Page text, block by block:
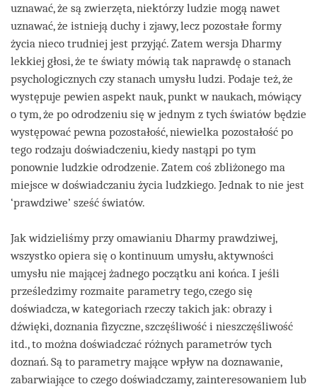
uznawać, że są zwierzęta, niektórzy ludzie mogą nawet
uznawać, że istnieją duchy i zjawy, lecz pozostałe formy
życia nieco trudniej jest przyjąć. Zatem wersja Dharmy
lekkiej głosi, że te światy mówią tak naprawdę o stanach
psychologicznych czy stanach umysłu ludzi. Podaje też, że
występuje pewien aspekt nauk, punkt w naukach, mówiący
o tym, że po odrodzeniu się w jednym z tych światów będzie
występować pewna pozostałość, niewielka pozostałość po
tego rodzaju doświadczeniu, kiedy nastąpi po tym
ponownie ludzkie odrodzenie. Zatem coś zbliżonego ma
miejsce w doświadczaniu życia ludzkiego. Jednak to nie jest
‘prawdziwe’ sześć światów.
Jak widzieliśmy przy omawianiu Dharmy prawdziwej,
wszystko opiera się o kontinuum umysłu, aktywności
umysłu nie mającej żadnego początku ani końca. I jeśli
prześledzimy rozmaite parametry tego, czego się
doświadcza, w kategoriach rzeczy takich jak: obrazy i
dźwięki, doznania fizyczne, szczęśliwość i nieszczęśliwość
itd., to można doświadczać różnych parametrów tych
doznań. Są to parametry mające wpływ na doznawanie,
zabarwiające to czego doświadczamy, zainteresowaniem lub